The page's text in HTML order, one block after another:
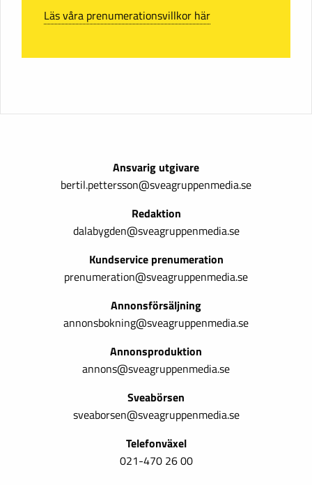
Läs våra prenumerationsvillkor här
Ansvarig utgivare
bertil.pettersson@sveagruppenmedia.se
Redaktion
dalabygden@sveagruppenmedia.se
Kundservice prenumeration
prenumeration@sveagruppenmedia.se
Annonsförsäljning
annonsbokning@sveagruppenmedia.se
Annonsproduktion
annons@sveagruppenmedia.se
Sveabörsen
sveaborsen@sveagruppenmedia.se
Telefonväxel
021-470 26 00